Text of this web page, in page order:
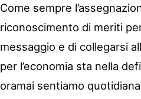
Come sempre
riconoscimento di meriti
messaggio e di collegarsi
per l’economia sta nella
oramai sentiamo